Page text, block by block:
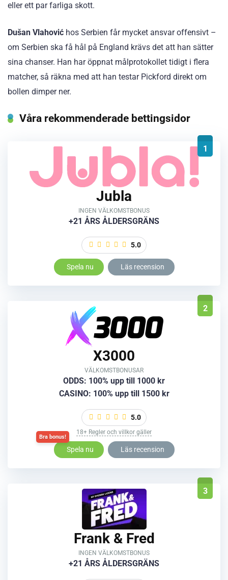
eller ett par farliga skott.
Dušan Vlahović hos Serbien får mycket ansvar offensivt –
om Serbien ska få hål på England krävs det att han sätter
sina chanser. Han har öppnat målprotokollet tidigt i flera
matcher, så räkna med att han testar Pickford direkt om
bollen dimper ner.
Våra rekommenderade bettingsidor
1
Jubla
INGEN VÄLKOMSTBONUS
+21 ÅRS ÅLDERSGRÄNS
5.0
Spela nu Läs recension
2
X3000
VÄLKOMSTBONUSAR
ODDS: 100% upp till 1000 kr
CASINO: 100% upp till 1500 kr
5.0
18+ Regler och villkor gäller
Spela nu Läs recension
3
Frank & Fred
INGEN VÄLKOMSTBONUS
+21 ÅRS ÅLDERSGRÄNS